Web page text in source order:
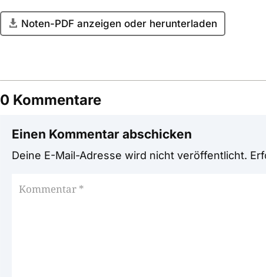
Noten-PDF anzeigen oder herunterladen
0 Kommentare
Einen Kommentar abschicken
Deine E-Mail-Adresse wird nicht veröffentlicht.